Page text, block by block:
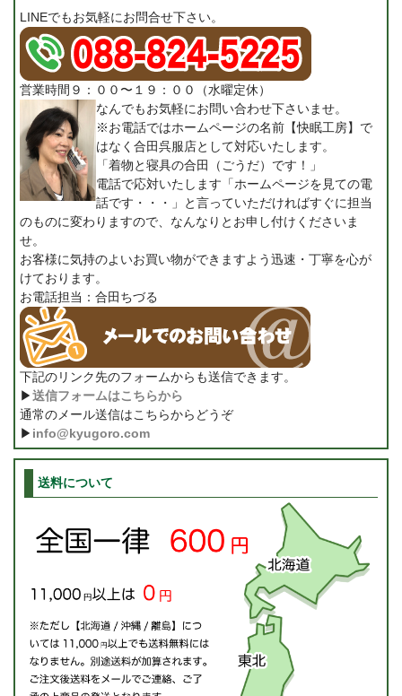
LINEでもお気軽にお問合せ下さい。
営業時間９：００〜１９：００（水曜定休）
なんでもお気軽にお問い合わせ下さいませ。
※お電話ではホームページの名前【快眠工房】で
はなく合田呉服店として対応いたします。
「着物と寝具の合田（ごうだ）です！」
電話で応対いたします「ホームページを見ての電
話です・・・」と言っていただければすぐに担当
のものに変わりますので、なんなりとお申し付けくださいま
せ。
お客様に気持のよいお買い物ができますよう迅速・丁寧を心が
けております。
お電話担当：合田ちづる
下記のリンク先のフォームからも送信できます。
▶送信フォームはこちらから
通常のメール送信はこちらからどうぞ
▶ info@kyugoro.com
送料について